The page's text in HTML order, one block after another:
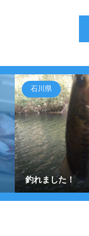
石川県
釣れました！